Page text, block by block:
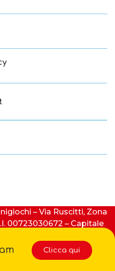
– Via Ruscitti, Zona
00723030672 – Capitale
Clicca qui